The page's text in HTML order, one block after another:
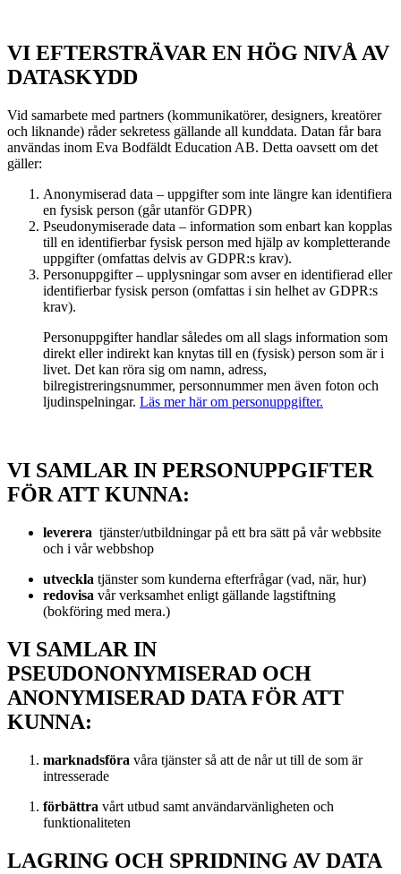
VI EFTERSTRÄVAR EN HÖG NIVÅ AV
DATASKYDD
Vid samarbete med partners (kommunikatörer, designers, kreatörer
och liknande) råder sekretess gällande all kunddata. Datan får bara
användas inom Eva Bodfäldt Education AB. Detta oavsett om det
gäller:
Anonymiserad data – uppgifter som inte längre kan identifiera
en fysisk person (går utanför GDPR)
Pseudonymiserade data – information som enbart kan kopplas
till en identifierbar fysisk person med hjälp av kompletterande
uppgifter (omfattas delvis av GDPR:s krav).
Personuppgifter – upplysningar som avser en identifierad eller
identifierbar fysisk person (omfattas i sin helhet av GDPR:s
krav).
Personuppgifter handlar således om all slags information som
direkt eller indirekt kan knytas till en (fysisk) person som är i
livet. Det kan röra sig om namn, adress,
bilregistreringsnummer, personnummer men även foton och
ljudinspelningar. Läs mer här om personuppgifter.
VI SAMLAR IN PERSONUPPGIFTER
FÖR ATT KUNNA:
leverera tjänster/utbildningar på ett bra sätt på vår webbsite
och i vår webbshop
utveckla tjänster som kunderna efterfrågar (vad, när, hur)
redovisa vår verksamhet enligt gällande lagstiftning
(bokföring med mera.)
VI SAMLAR IN
PSEUDONONYMISERAD OCH
ANONYMISERAD DATA FÖR ATT
KUNNA:
marknadsföra våra tjänster så att de når ut till de som är
intresserade
förbättra vårt utbud samt användarvänligheten och
funktionaliteten
LAGRING OCH SPRIDNING AV DATA